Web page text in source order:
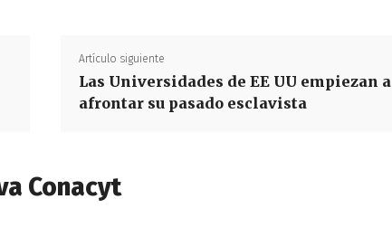
Artículo siguiente
Las Universidades de EE UU empiezan a
afrontar su pasado esclavista
Conacyt